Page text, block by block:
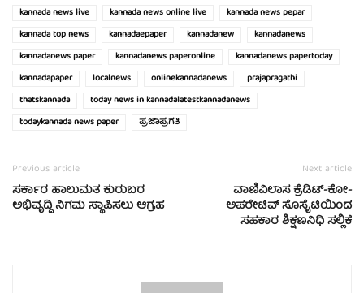
kannada news live
kannada news online live
kannada news pepar
kannada top news
kannadaepaper kannadanew
kannadanews
kannadanews paper
kannadanews paperonline
kannadanews papertoday
kannadapaper
localnews onlinekannadanews
prajapragathi
thatskannada
today news in kannadalatestkannadanews
todaykannada news paper
ಪ್ರಜಾಪ್ರಗತಿ
Previous article
ಸರ್ಕಾರ ಹಾಲುಮತ ಕುರುಬರ
ಅಭಿವೃದ್ದಿ ನಿಗಮ ಸ್ಥಾಪಿಸಲು ಆಗ್ರಹ
Next article
ವಾಣಿವಿಲಾಸ ಕ್ರೆಡಿಟ್-ಕೋ-
ಅಪರೇಟಿವ್ ಸೊಸೈಟಿಯಿಂದ
ಸಹಕಾರ ಶಿಕ್ಷಣನಿಧಿ ಸಲ್ಲಿಕೆ